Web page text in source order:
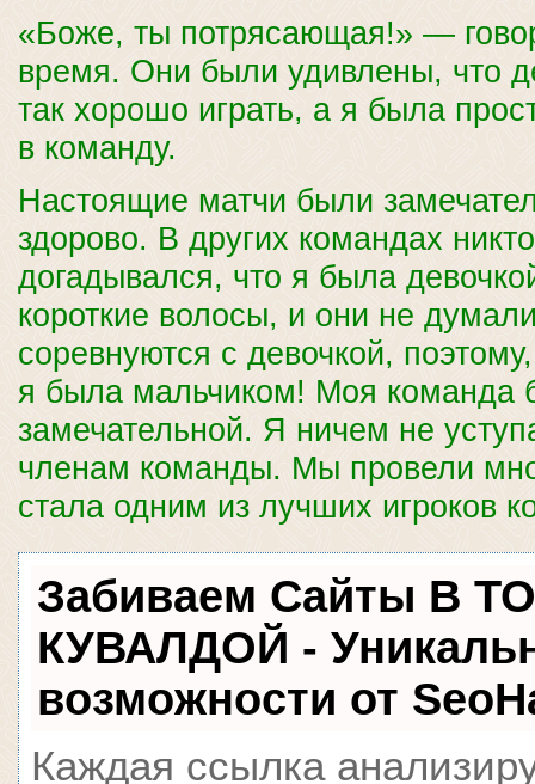
«Боже, ты потрясающая!» —
время. Они были удивлены, что
так хорошо играть, а я была
в команду.
Настоящие матчи были
здорово. В других командах
догадывался, что я была
короткие волосы, и они не
соревнуются с девочкой,
я была мальчиком! Моя команда
замечательной. Я ничем не
членам команды. Мы провели
стала одним из лучших игроков
Забиваем Сайты В
КУВАЛДОЙ -
возможности от
Каждая ссылка